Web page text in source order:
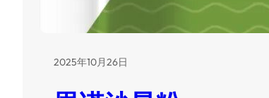
2025年10月26日